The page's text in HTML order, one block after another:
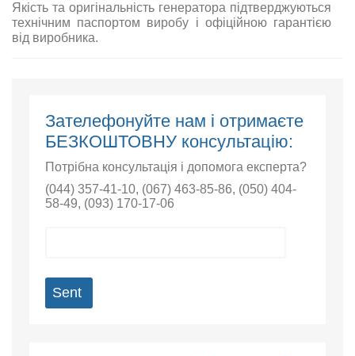
Якість та оригінальність генератора підтверджуються
технічним паспортом виробу і офіційною гарантією
від виробника.
Зателефонуйте нам і отримаєте
БЕЗКОШТОВНУ консультацію:
Потрібна консультація і допомога експерта?
(044) 357-41-10, (067) 463-85-86, (050) 404-
58-49, (093) 170-17-06
Sent